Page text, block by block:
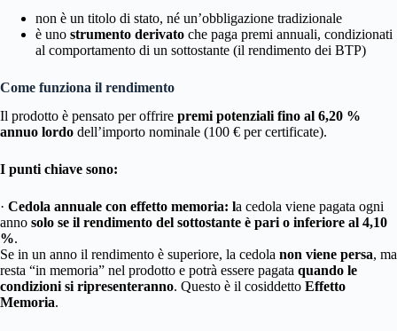
non è un titolo di stato, né un’obbligazione tradizionale
è uno strumento derivato che paga premi annuali, condizionati
al comportamento di un sottostante (il rendimento dei BTP)
Come funziona il rendimento
Il prodotto è pensato per offrire premi potenziali fino al 6,20 %
annuo lordo dell’importo nominale (100 € per certificate).
I punti chiave sono:
· Cedola annuale con effetto memoria: la cedola viene pagata ogni
anno solo se il rendimento del sottostante è pari o inferiore al 4,10
%.
Se in un anno il rendimento è superiore, la cedola non viene persa, ma
resta “in memoria” nel prodotto e potrà essere pagata quando le
condizioni si ripresenteranno. Questo è il cosiddetto Effetto
Memoria.